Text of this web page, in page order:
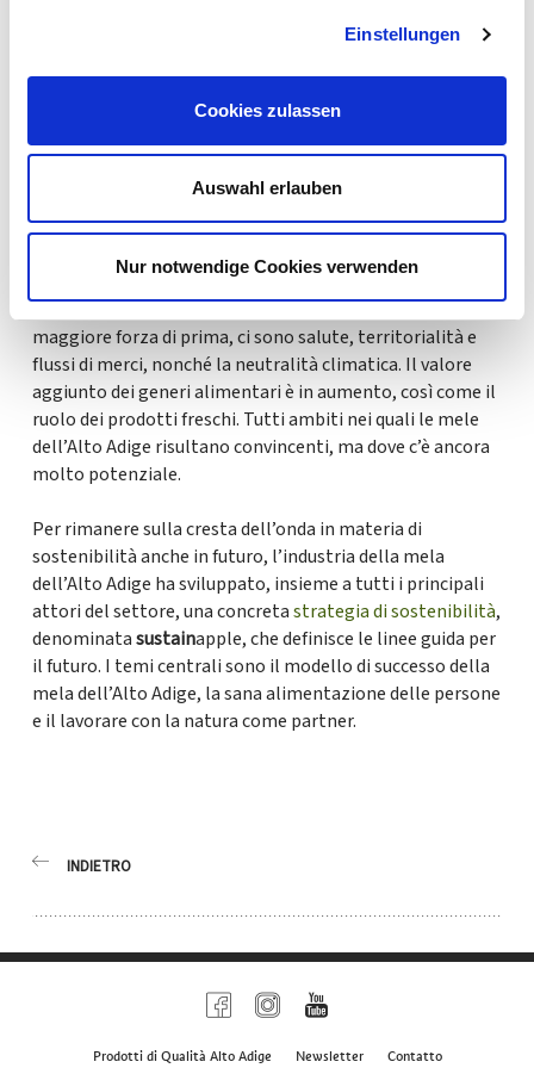
Einstellungen
Cookies zulassen
Auswahl erlauben
Nur notwendige Cookies verwenden
*= campi obbligatori
saturo. Per le produttrici e i produttori i vantaggi della
marketing e vantaggi in termini di prezzo.
Mentre il consumo di mele è rimasto costante da un
punto di vista quantitativo, a cambiare negli ultimi anni è
stato il comportamento d’acquisto delle consumatrici e
dei consumatori. Al centro dell’attenzione, con ancor
maggiore forza di prima, ci sono salute, territorialità e
flussi di merci, nonché la neutralità climatica. Il valore
aggiunto dei generi alimentari è in aumento, così come il
ruolo dei prodotti freschi. Tutti ambiti nei quali le mele
dell’Alto Adige risultano convincenti, ma dove c’è ancora
molto potenziale.
Per rimanere sulla cresta dell’onda in materia di
sostenibilità anche in futuro, l’industria della mela
dell’Alto Adige ha sviluppato, insieme a tutti i principali
attori del settore, una concretastrategia di sostenibilità,
denominatasustainapple, che definisce le linee guida per
il futuro. I temi centrali sono il modello di successo della
mela dell’Alto Adige, la sana alimentazione delle persone
e il lavorare con la natura come partner.
INDIETRO
Prodotti di Qualità Alto Adige Newsletter Contatto